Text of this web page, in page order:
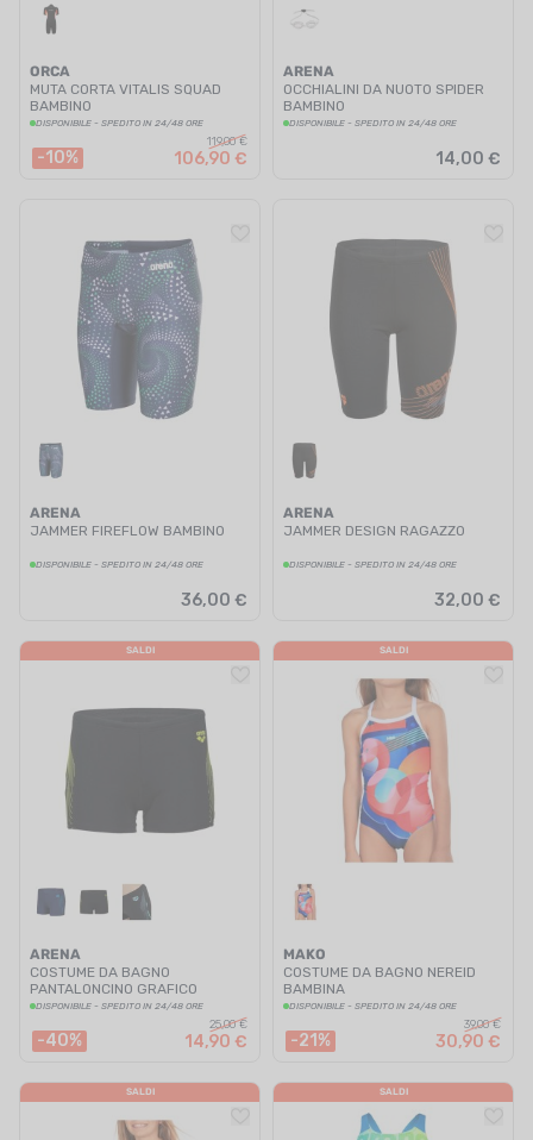
ORCA
MUTA CORTA VITALIS SQUAD
BAMBINO
DISPONIBILE - SPEDITO IN 24/48 ORE
-10%
119,00 €
106,90 €
ARENA
OCCHIALINI DA NUOTO SPIDER
BAMBINO
DISPONIBILE - SPEDITO IN 24/48 ORE
14,00 €
ARENA
JAMMER FIREFLOW BAMBINO
DISPONIBILE - SPEDITO IN 24/48 ORE
36,00 €
ARENA
JAMMER DESIGN RAGAZZO
DISPONIBILE - SPEDITO IN 24/48 ORE
32,00 €
SALDI
ARENA
COSTUME DA BAGNO
PANTALONCINO GRAFICO
RAGAZZO
DISPONIBILE - SPEDITO IN 24/48 ORE
-40%
25,00 €
14,90 €
SALDI
MAKO
COSTUME DA BAGNO NEREID
BAMBINA
DISPONIBILE - SPEDITO IN 24/48 ORE
-21%
39,00 €
30,90 €
SALDI SALDI